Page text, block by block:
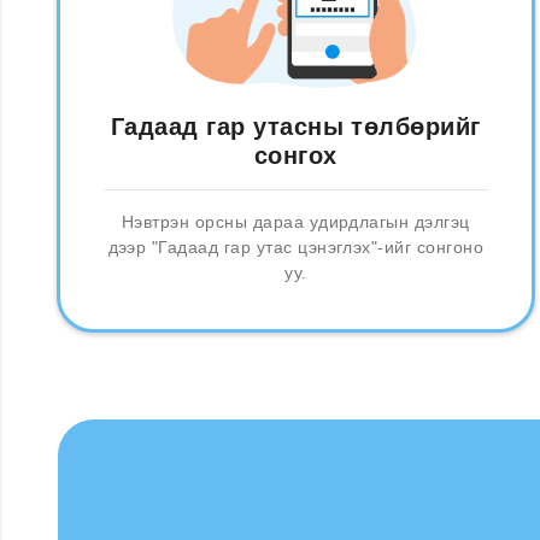
Гадаад гар утасны төлбөрийг
сонгох
Нэвтрэн орсны дараа удирдлагын дэлгэц
дээр "Гадаад гар утас цэнэглэх"-ийг сонгоно
уу.